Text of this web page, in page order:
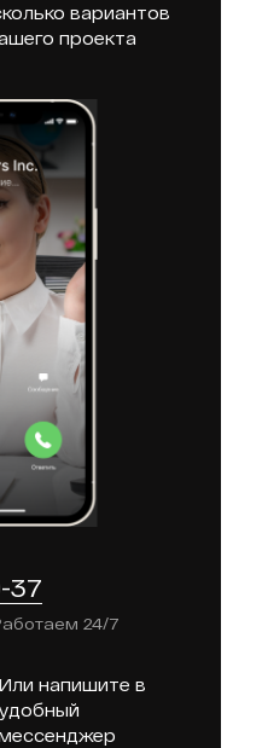
вариантов
проекта
37
24/7
Или напишите в
удобный